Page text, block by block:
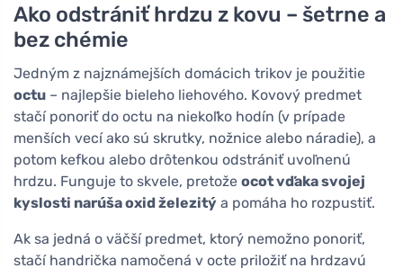
Ako odstrániť hrdzu z kovu – šetrne a
bez chémie
Jedným z najznámejších domácich trikov je použitie
octu – najlepšie bieleho liehového. Kovový predmet
stačí ponoriť do octu na niekoľko hodín (v prípade
menších vecí ako sú skrutky, nožnice alebo náradie), a
potom kefkou alebo drôtenkou odstrániť uvoľnenú
hrdzu. Funguje to skvele, pretože ocot vďaka svojej
kyslosti narúša oxid železitý a pomáha ho rozpustiť.
Ak sa jedná o väčší predmet, ktorý nemožno ponoriť,
stačí handrička namočená v octe priložiť na hrdzavú